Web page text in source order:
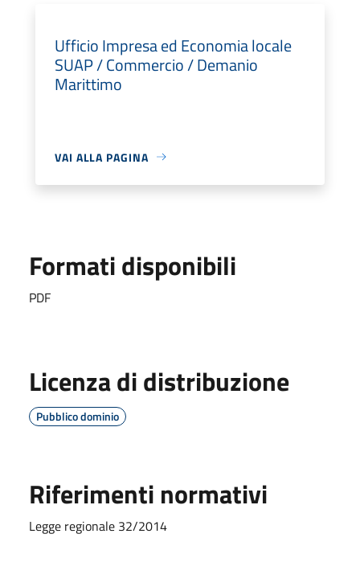
Ufficio Impresa ed Economia locale
SUAP / Commercio / Demanio
Marittimo
VAI ALLA PAGINA
Formati disponibili
PDF
Licenza di distribuzione
Pubblico dominio
Riferimenti normativi
Legge regionale 32/2014